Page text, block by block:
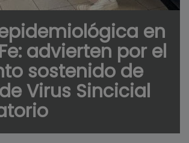
en
advierten por el
sostenido de
Virus Sincicial